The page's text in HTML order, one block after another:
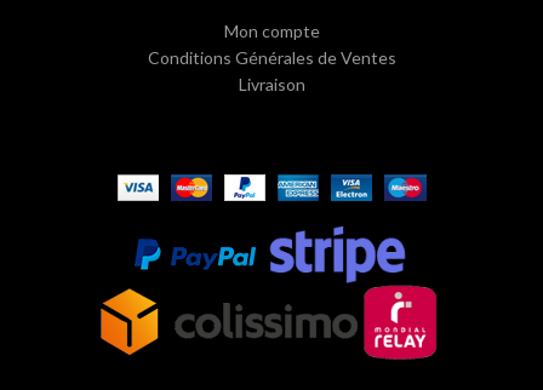
Mon compte
Conditions Générales de Ventes
Livraison